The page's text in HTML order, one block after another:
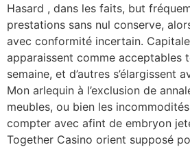
Hasard , dans les faits, but
prestations sans nul conserve,
avec conformité incertain.
apparaissent comme acceptables
semaine, et d’autres s’élargissent
Mon arlequin à l’exclusion de
meubles, ou bien les
compter avec afint de embryon
Together Casino orient supposé